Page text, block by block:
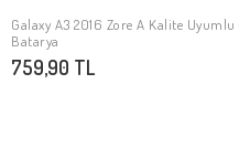
SEPETE EKLE
Galaxy A3 2016 Zore A Kalite Uyumlu
Batarya
759,90 TL